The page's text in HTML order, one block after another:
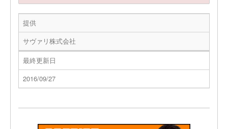
提供
サヴァリ株式会社
最終更新日
2016/09/27